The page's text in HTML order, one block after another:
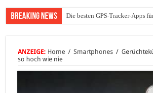
Breaking News Die besten GPS-Tracker-Apps
Umhängeband fürs Handy:
ANZEIGE: Home / Smartphones /
so hoch wie nie